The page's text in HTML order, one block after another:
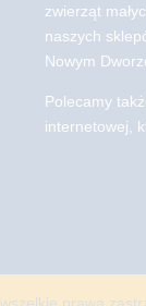
zwierząt
naszych
Nowym
Polecamy
internetowej,